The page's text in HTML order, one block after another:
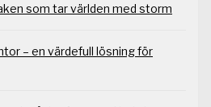
som tar världen med storm
– en värdefull lösning för